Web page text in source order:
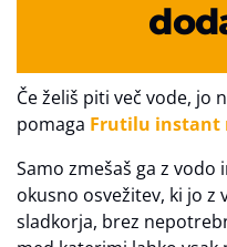
Če želiš piti več vode, jo
pomaga Frutilu instant
Samo zmešaš ga z vodo
okusno osvežitev, ki jo z
sladkorja, brez